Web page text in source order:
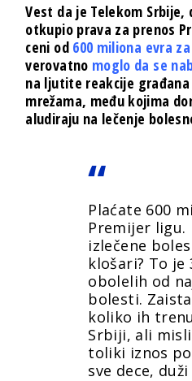
Vest da je Telekom Srbije,
otkupio prava za prenos
ceni od600 miliona evra
verovatno moglo da se
na ljutite reakcije
mrežama, među kojima
aludiraju na lečenje
Plaćate 600
Premijer ligu.
izlečene
klošari? To je
obolelih od
bolesti.
koliko ih
Srbiji, ali
toliki iznos
sve dece,